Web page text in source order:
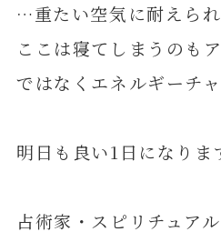
…重たい空気に耐えられ
ここは寝てしまうのも
ではなくエネルギーチャ
明日も良い1日になりま
占術家・スピリチュア